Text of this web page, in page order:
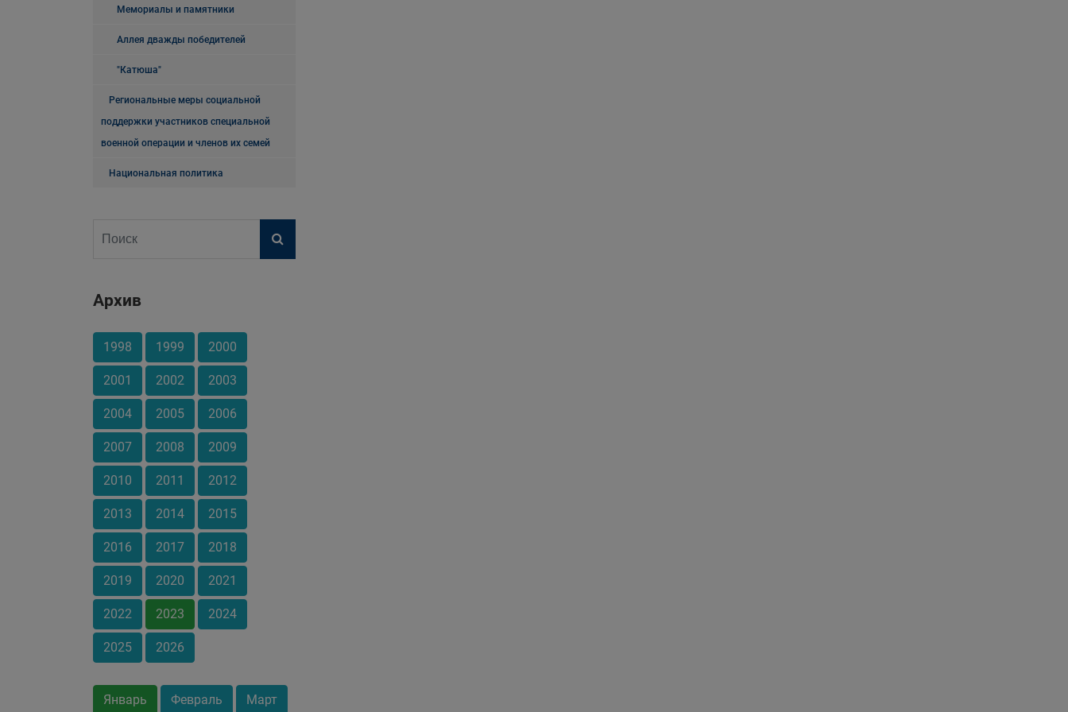
Мемориалы и памятники
Аллея дважды победителей
"Катюша"
Региональные меры социальной
поддержки участников специальной
военной операции и членов их семей
Национальная политика
Архив
1998 1999 2000
2001 2002 2003
2004 2005 2006
2007 2008 2009
2010 2011 2012
2013 2014 2015
2016 2017 2018
2019 2020 2021
2022 2023 2024
2025 2026
Январь Февраль Март